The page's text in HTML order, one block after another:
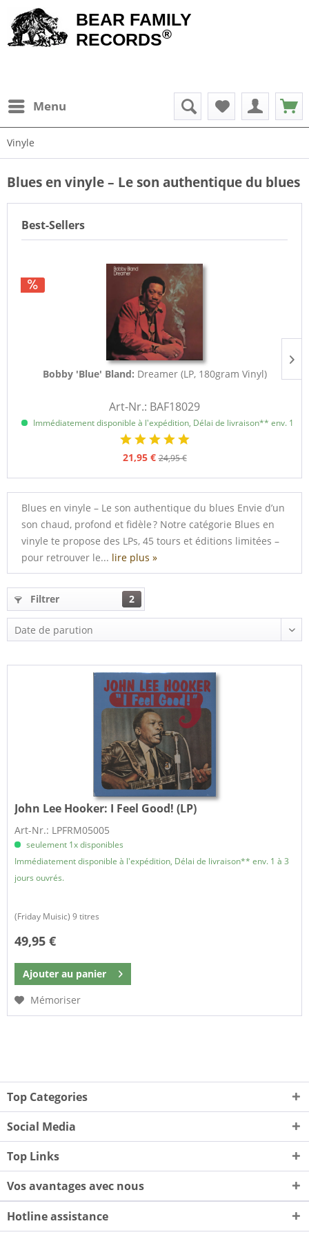
BEAR FAMILY
RECORDS®
Menu
Vinyle
Blues en vinyle – Le son authentique du blues
Best-Sellers
Bobby 'Blue' Bland: Dreamer (LP, 180gram Vinyl)
Art-Nr.: BAF18029
Immédiatement disponible à l'expédition, Délai de livraison** env. 1 à
21,95 € 24,95 €
Blues en vinyle – Le son authentique du blues Envie d’un
son chaud, profond et fidèle ? Notre catégorie Blues en
vinyle te propose des LPs, 45 tours et éditions limitées –
pour retrouver le... lire plus »
Filtrer 2
John Lee Hooker: I Feel Good! (LP)
Art-Nr.: LPFRM05005
seulement 1x disponibles
Immédiatement disponible à l'expédition, Délai de livraison** env. 1 à 3
jours ouvrés.
(Friday Muisic) 9 titres
49,95 €
Ajouter au panier
Mémoriser
Top Categories
Social Media
Top Links
Vos avantages avec nous
Hotline assistance